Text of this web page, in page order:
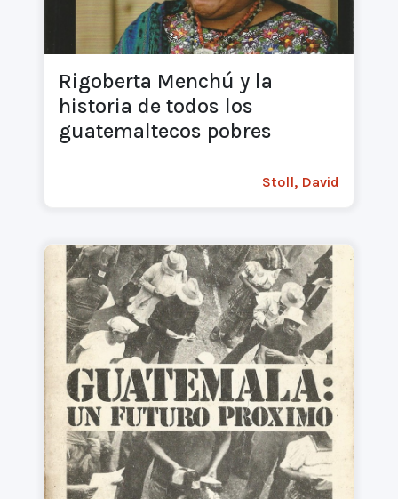
Rigoberta Menchú y la
historia de todos los
guatemaltecos pobres
Stoll, David